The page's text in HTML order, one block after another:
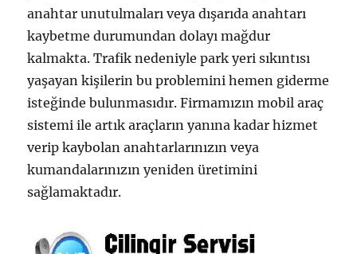
anahtar unutulmaları veya dışarıda anahtarı
kaybetme durumundan dolayı mağdur
kalmakta. Trafik nedeniyle park yeri sıkıntısı
yaşayan kişilerin bu problemini hemen giderme
isteğinde bulunmasıdır. Firmamızın mobil araç
sistemi ile artık araçların yanına kadar hizmet
verip kaybolan anahtarlarınızın veya
kumandalarınızın yeniden üretimini
sağlamaktadır.